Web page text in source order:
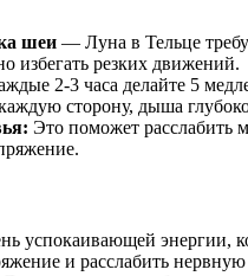
шеи — Луна в Тельце
избегать резких движений.
2-3 часа делайте 5
сторону, дыша
Это поможет
успокаивающей энергии,
и расслабить нервную